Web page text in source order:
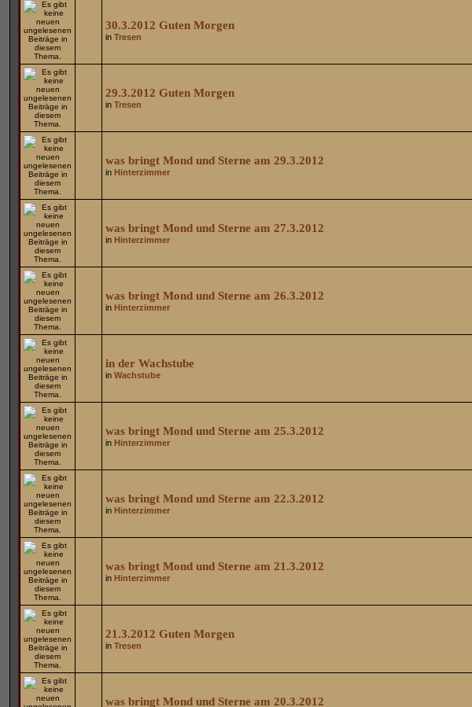
30.3.2012 Guten Morgen
inTresen
29.3.2012 Guten Morgen
inTresen
was bringt Mond und Sterne am 29.3.2012
inHinterzimmer
was bringt Mond und Sterne am 27.3.2012
inHinterzimmer
was bringt Mond und Sterne am 26.3.2012
inHinterzimmer
in der Wachstube
inWachstube
was bringt Mond und Sterne am 25.3.2012
inHinterzimmer
was bringt Mond und Sterne am 22.3.2012
inHinterzimmer
was bringt Mond und Sterne am 21.3.2012
inHinterzimmer
21.3.2012 Guten Morgen
inTresen
was bringt Mond und Sterne am 20.3.2012